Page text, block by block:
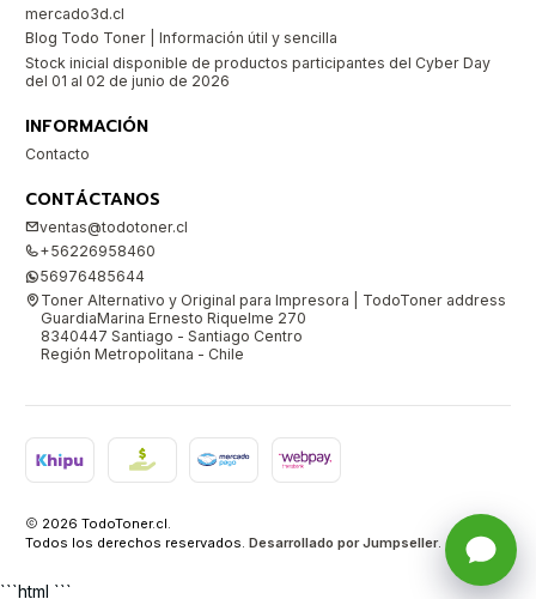
mercado3d.cl
Blog Todo Toner | Información útil y sencilla
Stock inicial disponible de productos participantes del Cyber Day
del 01 al 02 de junio de 2026
INFORMACIÓN
Contacto
CONTÁCTANOS
ventas@todotoner.cl
+56226958460
56976485644
Toner Alternativo y Original para Impresora | TodoToner address
GuardiaMarina Ernesto Riquelme 270
8340447 Santiago - Santiago Centro
Región Metropolitana - Chile
2026 TodoToner.cl.
Todos los derechos reservados. Desarrollado por Jumpseller.
```html ```